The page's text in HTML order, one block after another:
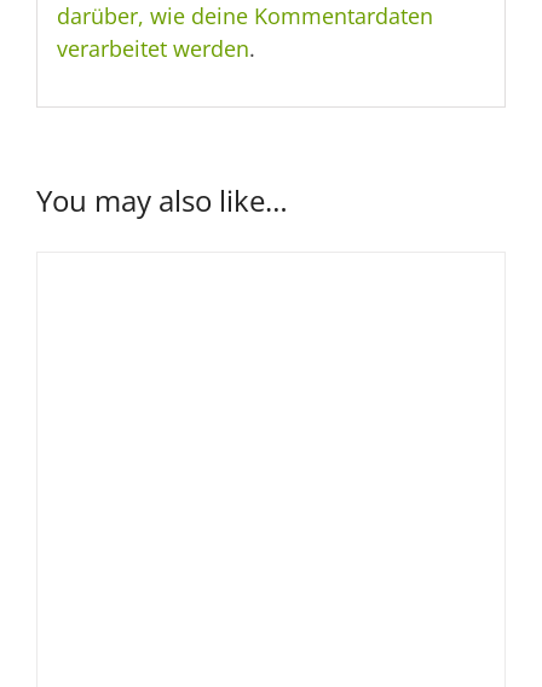
darüber, wie deine Kommentardaten
verarbeitet werden.
You may also like…